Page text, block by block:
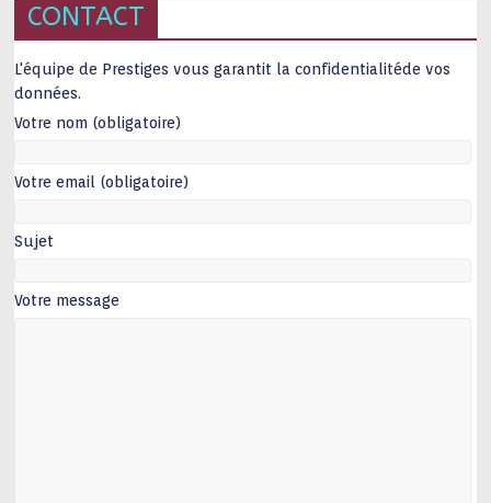
CONTACT
L'équipe de Prestiges vous garantit la confidentialitéde vos
données.
Votre nom (obligatoire)
Votre email (obligatoire)
Sujet
Votre message